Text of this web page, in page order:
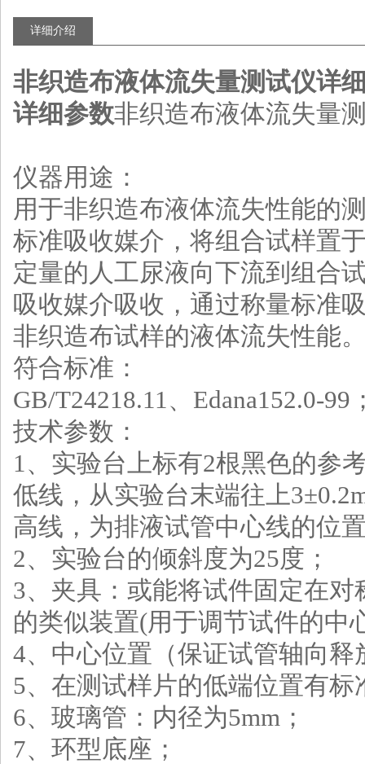
详细介绍
非织造布液体流失量测试仪详
详细参数非织造布液体流失量
仪器用途：
用于非织造布液体流失性能的
标准吸收媒介，将组合试样置
定量的人工尿液向下流到组合
吸收媒介吸收，通过称量标准
非织造布试样的液体流失性能
符合标准：
GB/T24218.11、 Edana152.0-99
技术参数：
1、 实验台上标有2根黑色的参
低线，从实验台末端往上3±
高线，为排液试管中心线的位
2、 实验台的倾斜度为25度；
3、 夹具：或能将试件固定在对
的类似装置(用于调节试件的中
4、 中心位置（保证试管轴向释
5、 在测试样片的低端位置有
6、 玻璃管：内径为5mm ；
7、 环型底座；